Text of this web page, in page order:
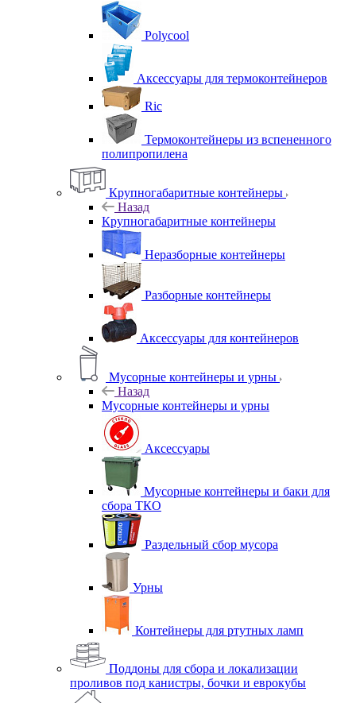
Polycool
Аксессуары для термоконтейнеров
Ric
Термоконтейнеры из вспененного
полипропилена
Крупногабаритные контейнеры
Назад
Крупногабаритные контейнеры
Неразборные контейнеры
Разборные контейнеры
Аксессуары для контейнеров
Мусорные контейнеры и урны
Назад
Мусорные контейнеры и урны
Аксессуары
Мусорные контейнеры и баки для
сбора ТКО
Раздельный сбор мусора
Урны
Контейнеры для ртутных ламп
Поддоны для сбора и локализации
проливов под канистры, бочки и еврокубы